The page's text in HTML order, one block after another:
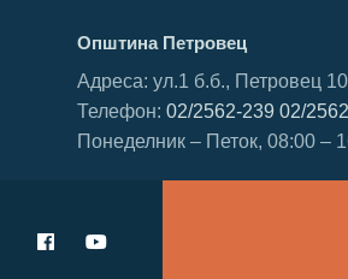
Општина Петровец
Адреса: ул.1 б.б., Петровец
Телефон: 02/2562-239 02/
Понеделник – Петок, 08:00 –